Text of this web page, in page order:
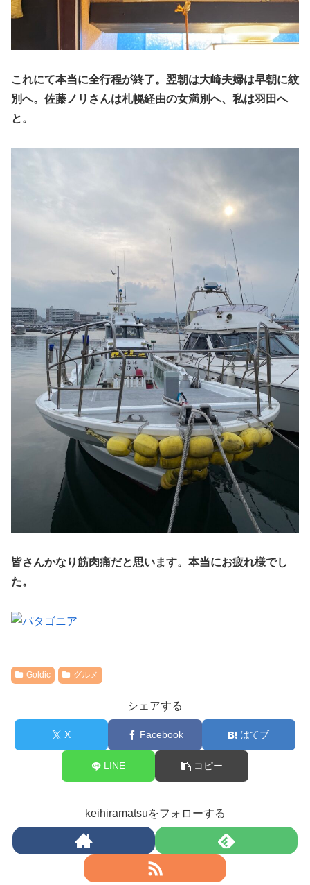
これにて本当に全行程が終了。翌朝は大崎夫婦は早朝に紋
別へ。佐藤ノリさんは札幌経由の女満別へ、私は羽田へ
と。
皆さんかなり筋肉痛だと思います。本当にお疲れ様でし
た。
Goldic グルメ
シェアする
X Facebook はてブ
LINE コピー
keihiramatsuをフォローする